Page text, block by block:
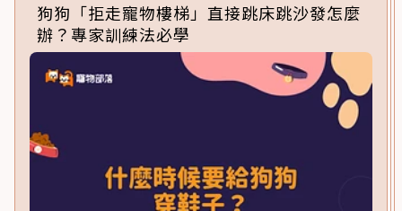
狗狗「拒走寵物樓梯」直接跳床跳沙發怎麼
辦？專家訓練法必學